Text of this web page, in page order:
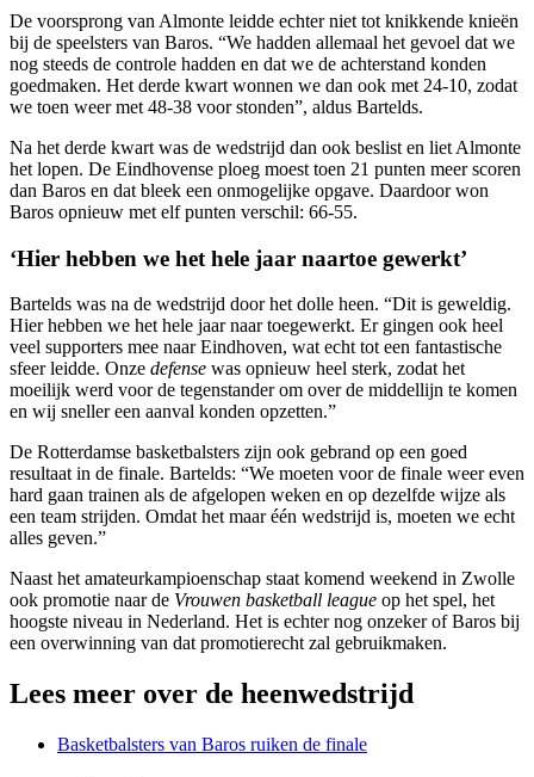
De voorsprong van Almonte leidde echter niet tot knikkende knieën
bij de speelsters van Baros. “We hadden allemaal het gevoel dat we
nog steeds de controle hadden en dat we de achterstand konden
goedmaken. Het derde kwart wonnen we dan ook met 24-10, zodat
we toen weer met 48-38 voor stonden”, aldus Bartelds.
Na het derde kwart was de wedstrijd dan ook beslist en liet Almonte
het lopen. De Eindhovense ploeg moest toen 21 punten meer scoren
dan Baros en dat bleek een onmogelijke opgave. Daardoor won
Baros opnieuw met elf punten verschil: 66-55.
‘Hier hebben we het hele jaar naartoe gewerkt’
Bartelds was na de wedstrijd door het dolle heen. “Dit is geweldig.
Hier hebben we het hele jaar naar toegewerkt. Er gingen ook heel
veel supporters mee naar Eindhoven, wat echt tot een fantastische
sfeer leidde. Onze defense was opnieuw heel sterk, zodat het
moeilijk werd voor de tegenstander om over de middellijn te komen
en wij sneller een aanval konden opzetten.”
De Rotterdamse basketbalsters zijn ook gebrand op een goed
resultaat in de finale. Bartelds: “We moeten voor de finale weer even
hard gaan trainen als de afgelopen weken en op dezelfde wijze als
een team strijden. Omdat het maar één wedstrijd is, moeten we echt
alles geven.”
Naast het amateurkampioenschap staat komend weekend in Zwolle
ook promotie naar de Vrouwen basketball league op het spel, het
hoogste niveau in Nederland. Het is echter nog onzeker of Baros bij
een overwinning van dat promotierecht zal gebruikmaken.
Lees meer over de heenwedstrijd
Basketbalsters van Baros ruiken de finale